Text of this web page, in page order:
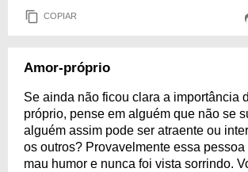
COPIAR
Amor-próprio
Se ainda não ficou clara a importância
próprio, pense em alguém que não se
alguém assim pode ser atraente ou
os outros? Provavelmente essa pessoa
mau humor e nunca foi vista sorrindo.